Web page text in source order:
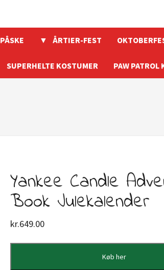
PÅSKE ÅRTIER-FEST
SUPERHELTE KOSTUMER PAW PATROL
Yankee Candle
Book Julekalender
kr.649.00
Køb her